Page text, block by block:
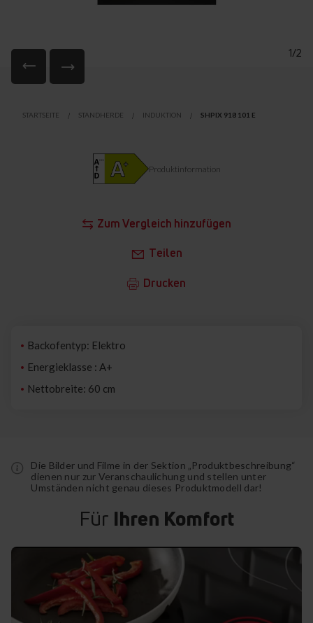
1/2
der
STARTSEITE STANDHERDE INDUKTION SHPIX 918 101 E
Zum Vergleich hinzufügen
Teilen
Drucken
Produktinformation
Backofentyp: Elektro
Energieklasse : A+
Nettobreite: 60 cm
Die Bilder und Filme in der Sektion „Produktbeschreibung“
dienen nur zur Veranschaulichung und stellen unter
Umständen nicht genau dieses Produktmodell dar!
Für Ihren Komfort